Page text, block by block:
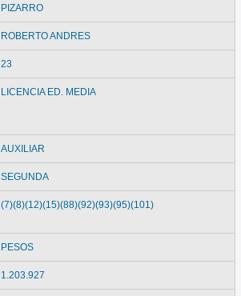
PIZARRO
ROBERTO ANDRES
23
LICENCIA ED. MEDIA
AUXILIAR
SEGUNDA
(7)(8)(12)(15)(88)(92)(93)(95)(101)
PESOS
1.203.927